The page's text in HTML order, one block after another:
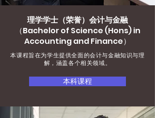
理学学士（荣誉）会计与金融
（Bachelor of Science (Hons) in
Accounting and Finance）
本课程旨在为学生提供全面的会计与金融知识与理
解，涵盖各个相关领域。
本科课程